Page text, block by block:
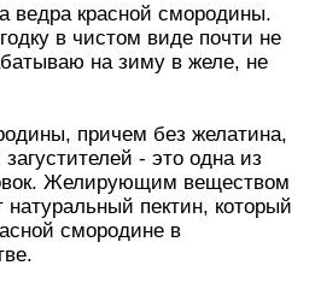
ведра красной смородины.
в чистом виде почти не
на зиму в желе, не
причем без желатина,
- это одна из
Желирующим веществом
пектин, который
смородине в